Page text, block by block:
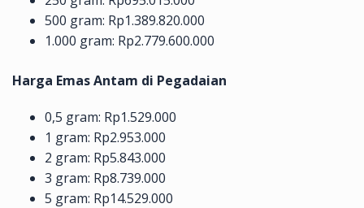
500 gram: Rp1.389.820.000
1.000 gram: Rp2.779.600.000
Harga Emas Antam di Pegadaian
0,5 gram: Rp1.529.000
1 gram: Rp2.953.000
2 gram: Rp5.843.000
3 gram: Rp8.739.000
5 gram: Rp14.529.000